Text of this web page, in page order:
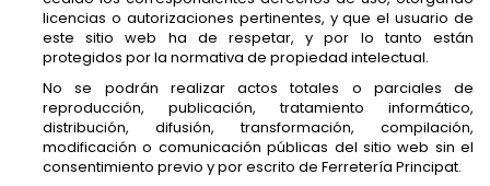
licencias o autorizaciones pertinentes, y que el usuario de
este sitio web ha de respetar, y por lo tanto están
protegidos por la normativa de propiedad intelectual.
No se podrán realizar actos totales o parciales de
reproducción, publicación, tratamiento informático,
distribución, difusión, transformación, compilación,
modificación o comunicación públicas del sitio web sin el
consentimiento previo y por escrito de Ferretería Principat.